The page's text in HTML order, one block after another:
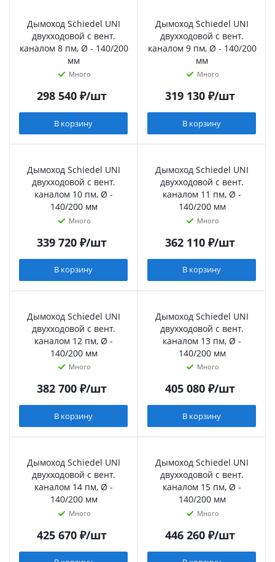
Дымоход Schiedel UNI
двухходовой с вент.
каналом 8 пм, Ø - 140/200
мм
Много
298 540₽/шт
В корзину
Дымоход Schiedel UNI
двухходовой с вент.
каналом 9 пм, Ø - 140/200
мм
Много
319 130₽/шт
В корзину
Дымоход Schiedel UNI
двухходовой с вент.
каналом 10 пм, Ø -
140/200 мм
Много
339 720₽/шт
В корзину
Дымоход Schiedel UNI
двухходовой с вент.
каналом 11 пм, Ø -
140/200 мм
Много
362 110₽/шт
В корзину
Дымоход Schiedel UNI
двухходовой с вент.
каналом 12 пм, Ø -
140/200 мм
Много
382 700₽/шт
В корзину
Дымоход Schiedel UNI
двухходовой с вент.
каналом 13 пм, Ø -
140/200 мм
Много
405 080₽/шт
В корзину
Дымоход Schiedel UNI
двухходовой с вент.
каналом 14 пм, Ø -
140/200 мм
Много
425 670₽/шт
Дымоход Schiedel UNI
двухходовой с вент.
каналом 15 пм, Ø -
140/200 мм
Много
446 260₽/шт